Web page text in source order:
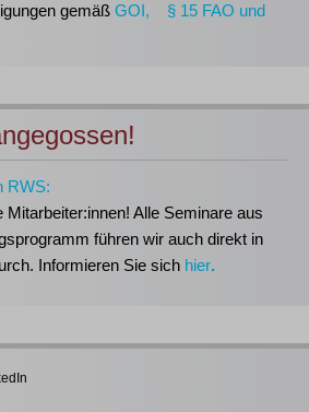
gemäß GOI, § 15 FAO und
RWS:
Mitarbeiter:innen! Alle Seminare aus
führen wir auch direkt in
Informieren Sie sich hier.